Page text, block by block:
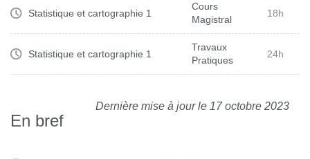
se former sur plusieurs outils dont un logiciel de traitement
de données type tableur, un logiciel de conception et de
réalisation cartographique MAGRIT et un logiciel de dessin
Statistique et cartographie 1
Cours
Magistral
18h
Statistique et cartographie 1
Travaux
Pratiques
24h
Dernière mise à jour le 17 octobre 2023
En bref